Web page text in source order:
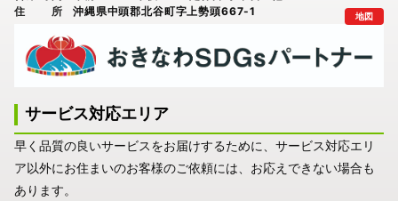
住所
沖縄県中頭郡北谷町字上勢頭667-1 地図
サービス対応エリア
早く品質の良いサービスをお届けするために、サービス対応エリ
ア以外にお住まいのお客様のご依頼には、お応えできない場合も
あります。